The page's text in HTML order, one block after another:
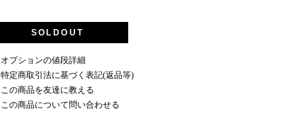
SOLDOUT
オプションの値段詳細
特定商取引法に基づく表記(返品等)
この商品を友達に教える
この商品について問い合わせる